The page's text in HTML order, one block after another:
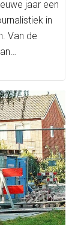
jaar een
in
Van de